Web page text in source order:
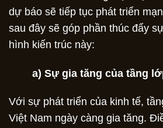
dự báo sẽ tiếp tục phát triển
sau đây sẽ góp phần thúc đẩy
hình kiến trúc này:
a) Sự gia tăng của tầng
Với sự phát triển của kinh tế,
Việt Nam ngày càng gia tăng.